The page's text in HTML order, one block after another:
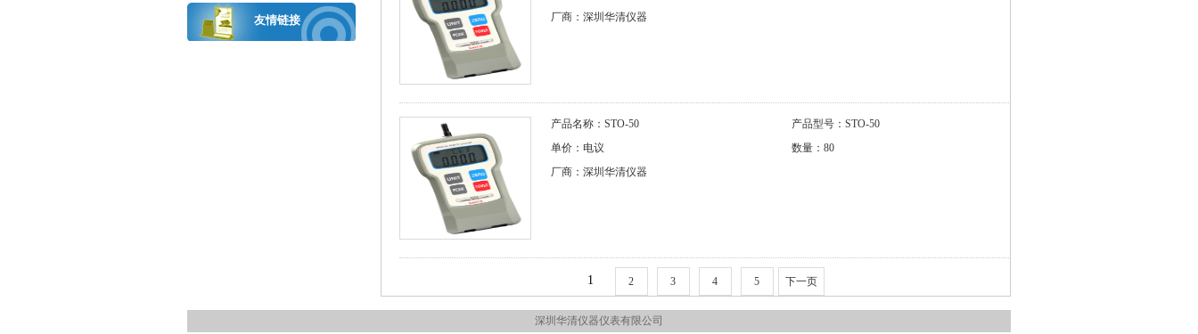
友情链接
厂商：深圳华清仪器
产品名称：STO-50
单价：电议
厂商：深圳华清仪器
产品型号：STO-50
数量：80
1 2 3 4 5 下一页
深圳华清仪器仪表有限公司